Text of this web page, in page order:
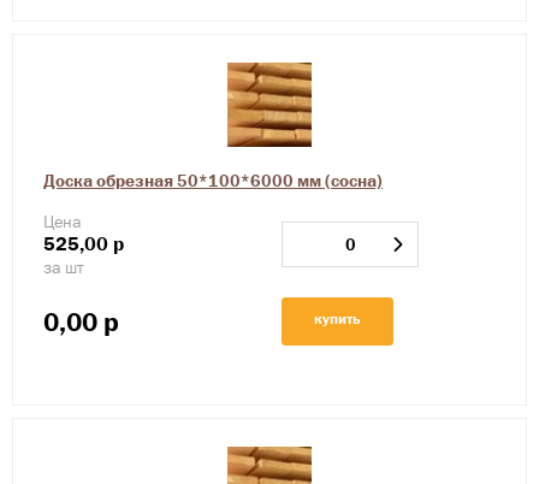
Доска обрезная 50*100*6000 мм (сосна)
Цена
525,00 р
за шт
0,00 р купить